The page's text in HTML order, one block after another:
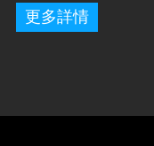
更多詳情